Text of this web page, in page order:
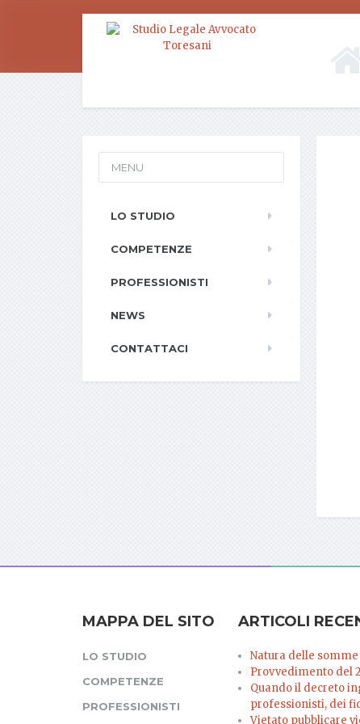
MENU
LO STUDIO
COMPETENZE
PROFESSIONISTI
NEWS
CONTATTACI
MAPPA DEL SITO
LO STUDIO
COMPETENZE
PROFESSIONISTI
ARTICOLI
Natura delle
Provvedimento del
Quando il decreto
professionisti, dei
Vietato pubblicare